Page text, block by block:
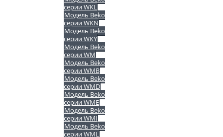
серии WKL
Модель Beko
серии WKN
Модель Beko
серии WKY
Модель Beko
серии WM
Модель Beko
серии WMB
Модель Beko
серии WMD
Модель Beko
серии WME
Модель Beko
серии WMI
Модель Beko
серии WML